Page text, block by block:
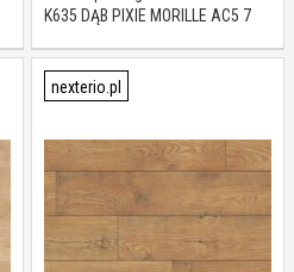
K635 DĄB PIXIE MORILLE AC5 7
nexterio.pl